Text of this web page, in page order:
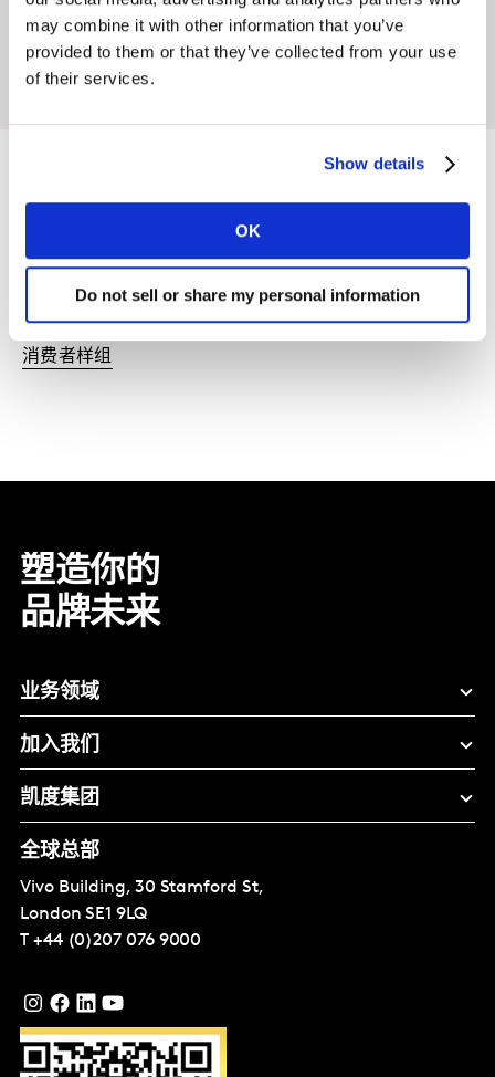
may combine it with other information that you’ve
provided to them or that they’ve collected from your use
of their services.
Show details
OK
Do not sell or share my personal information
方案，随时发起快速问卷调查或获得专家咨询服务。
了解更多
更多关于市场研究服务
的专项能力
消费者样组
塑造你的
品牌未来
业务领域
加入我们
凯度集团
全球总部
Vivo Building, 30 Stamford St,
London SE1 9LQ
T +44 (0)207 076 9000